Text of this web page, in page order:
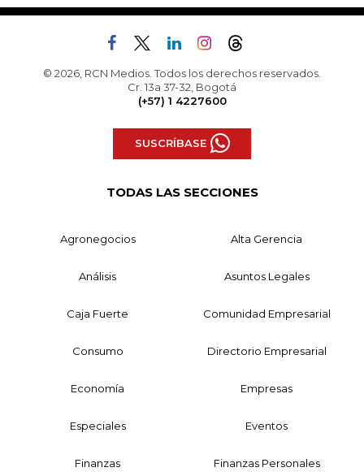
© 2026, RCN Medios. Todos los derechos reservados.
Cr. 13a 37-32, Bogotá
(+57) 1 4227600
SUSCRÍBASE
TODAS LAS SECCIONES
Agronegocios Alta Gerencia
Análisis Asuntos Legales
Caja Fuerte Comunidad Empresarial
Consumo Directorio Empresarial
Economía Empresas
Especiales Eventos
Finanzas Finanzas Personales